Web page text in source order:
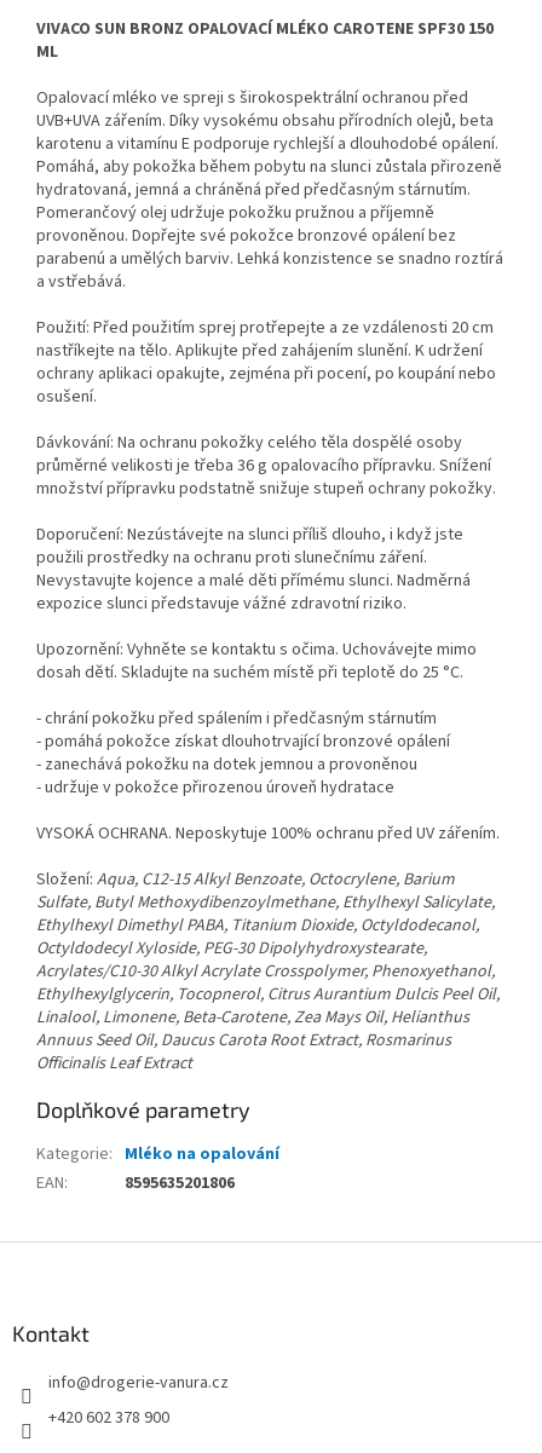
VIVACO SUN BRONZ OPALOVACÍ MLÉKO CAROTENE SPF30 150
ML
Opalovací mléko ve spreji s širokospektrální ochranou před
UVB+UVA zářením. Díky vysokému obsahu přírodních olejů, beta
karotenu a vitamínu E podporuje rychlejší a dlouhodobé opálení.
Pomáhá, aby pokožka během pobytu na slunci zůstala přirozeně
hydratovaná, jemná a chráněná před předčasným stárnutím.
Pomerančový olej udržuje pokožku pružnou a příjemně
provoněnou. Dopřejte své pokožce bronzové opálení bez
parabenú a umělých barviv. Lehká konzistence se snadno roztírá
a vstřebává.
Použití: Před použitím sprej protřepejte a ze vzdálenosti 20 cm
nastříkejte na tělo. Aplikujte před zahájením slunění. K udržení
ochrany aplikaci opakujte, zejména při pocení, po koupání nebo
osušení.
Dávkování: Na ochranu pokožky celého těla dospělé osoby
průměrné velikosti je třeba 36 g opalovacího přípravku. Snížení
množství přípravku podstatně snižuje stupeň ochrany pokožky.
Doporučení: Nezústávejte na slunci příliš dlouho, i když jste
použili prostředky na ochranu proti slunečnímu záření.
Nevystavujte kojence a malé děti přímému slunci. Nadměrná
expozice slunci představuje vážné zdravotní riziko.
Upozornění: Vyhněte se kontaktu s očima. Uchovávejte mimo
dosah dětí. Skladujte na suchém místě při teplotě do 25 °C.
- chrání pokožku před spálením i předčasným stárnutím
- pomáhá pokožce získat dlouhotrvající bronzové opálení
- zanechává pokožku na dotek jemnou a provoněnou
- udržuje v pokožce přirozenou úroveň hydratace
VYSOKÁ OCHRANA. Neposkytuje 100% ochranu před UV zářením.
Složení: Aqua, C12-15 Alkyl Benzoate, Octocrylene, Barium
Sulfate, Butyl Methoxydibenzoylmethane, Ethylhexyl Salicylate,
Ethylhexyl Dimethyl PABA, Titanium Dioxide, Octyldodecanol,
Octyldodecyl Xyloside, PEG-30 Dipolyhydroxystearate,
Acrylates/C10-30 Alkyl Acrylate Crosspolymer, Phenoxyethanol,
Ethylhexylglycerin, Tocopnerol, Citrus Aurantium Dulcis Peel Oil,
Linalool, Limonene, Beta-Carotene, Zea Mays Oil, Helianthus
Annuus Seed Oil, Daucus Carota Root Extract, Rosmarinus
Officinalis Leaf Extract
Doplňkové parametry
Kategorie: Mléko na opalování
EAN: 8595635201806
Kontakt
info@drogerie-vanura.cz
+420 602 378 900